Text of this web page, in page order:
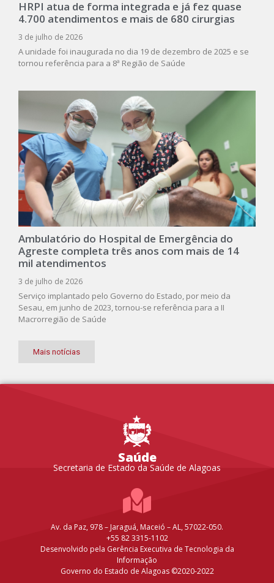
HRPI atua de forma integrada e já fez quase
4.700 atendimentos e mais de 680 cirurgias
3 de julho de 2026
A unidade foi inaugurada no dia 19 de dezembro de 2025 e se
tornou referência para a 8ª Região de Saúde
Ambulatório do Hospital de Emergência do
Agreste completa três anos com mais de 14
mil atendimentos
3 de julho de 2026
Serviço implantado pelo Governo do Estado, por meio da
Sesau, em junho de 2023, tornou-se referência para a II
Macrorregião de Saúde
Mais notícias
Saúde
Secretaria de Estado da Saúde de Alagoas
Av. da Paz, 978 – Jaraguá, Maceió – AL, 57022-050.
+55 82 3315-1102
Desenvolvido pela Gerência Executiva de Tecnologia da
Informação
Governo do Estado de Alagoas ©2020-2022